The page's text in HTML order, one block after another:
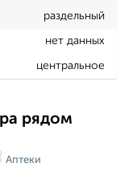
раздельный
нет данных
центральное
рядом
Аптеки